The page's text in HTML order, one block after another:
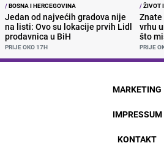
/BOSNA I HERCEGOVINA
Jedan od najvećih gradova nije
na listi: Ovo su lokacije prvih Lidl
prodavnica u BiH
PRIJE OKO 17H
/ŽIVOT
vrhu
što
PRIJE
MARKETING
IMPRESSUM
KONTAKT